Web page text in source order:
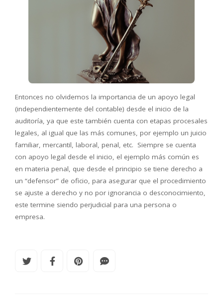
Entonces no olvidemos la importancia de un apoyo legal
(independientemente del contable) desde el inicio de la
auditoría, ya que este también cuenta con etapas procesales
legales, al igual que las más comunes, por ejemplo un juicio
familiar, mercantil, laboral, penal, etc. Siempre se cuenta
con apoyo legal desde el inicio, el ejemplo más común es
en materia penal, que desde el principio se tiene derecho a
un “defensor” de oficio, para asegurar que el procedimiento
se ajuste a derecho y no por ignorancia o desconocimiento,
este termine siendo perjudicial para una persona o
empresa.